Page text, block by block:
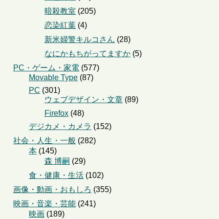
暗殺教室 (205)
恋染紅葉 (4)
新米婦警キルコさん (28)
なにかもちがってますか (5)
PC・ゲーム・家電 (577)
Movable Type (87)
PC (301)
ウェブデザイン・文章 (89)
Firefox (48)
デジカメ・カメラ (152)
社会・人生・一般 (282)
本 (145)
森 博嗣 (29)
食・健康・生活 (102)
画像・動画・おもしろ (355)
映画・音楽・芸能 (241)
映画 (189)